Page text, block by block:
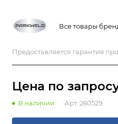
Все товары
Предоставляется гарантия
Цена по запр
В наличии Арт. 280529.